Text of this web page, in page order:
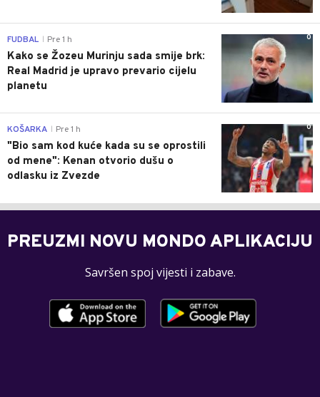
0
FUDBAL Pre 1 h
Kako se Žozeu Murinju sada smije brk:
Real Madrid je upravo prevario cijelu
planetu
0
KOŠARKA Pre 1 h
"Bio sam kod kuće kada su se oprostili
od mene": Kenan otvorio dušu o
odlasku iz Zvezde
PREUZMI NOVU MONDO APLIKACIJU
Savršen spoj vijesti i zabave.